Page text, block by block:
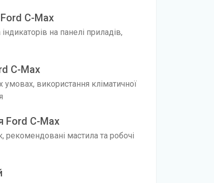
C-Max
на панелі приладів,
C-Max
умовах, використання кліматичної
Ford C-Max
рекомендовані мастила та робочі